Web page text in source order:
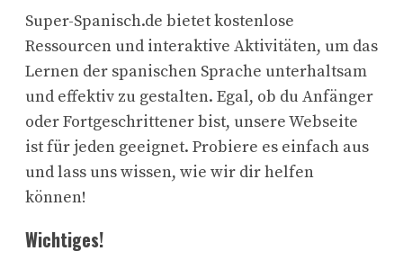
Super-Spanisch.de bietet kostenlose
Ressourcen und interaktive Aktivitäten, um das
Lernen der spanischen Sprache unterhaltsam
und effektiv zu gestalten. Egal, ob du Anfänger
oder Fortgeschrittener bist, unsere Webseite
ist für jeden geeignet. Probiere es einfach aus
und lass uns wissen, wie wir dir helfen
können!
Wichtiges!